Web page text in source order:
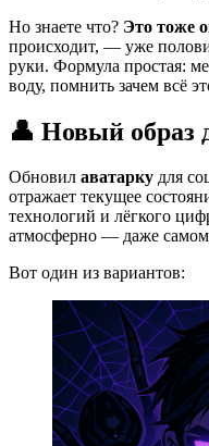
Но знаете что? Это тоже
происходит, — уже
руки. Формула простая:
воду, помнить зачем всё
👤 Новый образ
Обновил аватарку для
отражает текущее
технологий и лёгкого
атмосферно — даже
Вот один из вариантов: